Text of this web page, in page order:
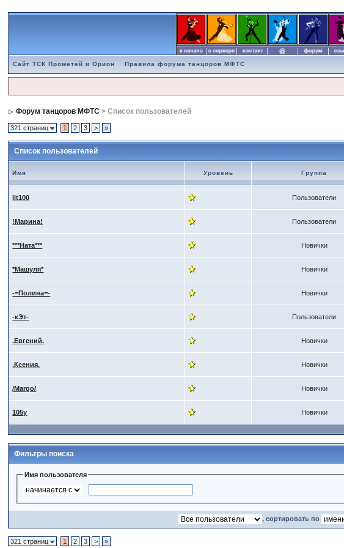
Сайт ТСК Прометей и Орион Правила форума танцоров МФТС
Форум танцоров МФТС > Список пользователей
321 страниц 1 2 3 > »
Список пользователей
Имя Уровень Группа
lit100 Пользователи
!Марина! Пользователи
***Ната*** Новички
*Машуля* Новички
-=Полина=- Новички
-кЭт- Пользователи
.Евгений. Новички
.Ксения. Новички
/Margo/ Новички
105y Новички
Фильтры поиска
Имя пользователя
, сортировать по
321 страниц 1 2 3 > »